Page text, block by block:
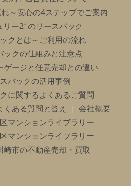
～安心の4ステップでご案内
リー21のリースバック
クとは～ご利用の流れ
ックの仕組みと注意点
ゲージと任意売却との違い
バックの活用事例
に関するよくあるご質問
くある質問と答え
会社概要
マンションライブラリー
マンションライブラリー
崎市の不動産売却・買取